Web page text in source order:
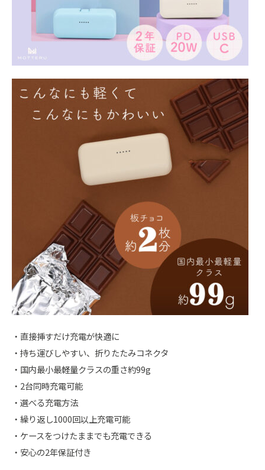
・直接挿すだけ充電が快適に
・持ち運びしやすい、折りたたみコネクタ
・国内最小最軽量クラスの重さ約99g
・2台同時充電可能
・選べる充電方法
・繰り返し1000回以上充電可能
・ケースをつけたままでも充電できる
・安心の2年保証付き